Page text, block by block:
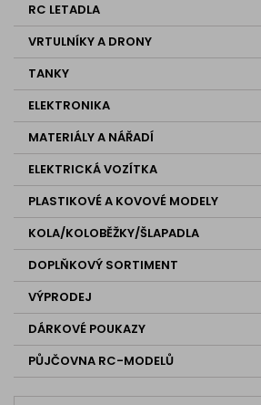
RC LETADLA
VRTULNÍKY A DRONY
TANKY
ELEKTRONIKA
MATERIÁLY A NÁŘADÍ
ELEKTRICKÁ VOZÍTKA
PLASTIKOVÉ A KOVOVÉ MODELY
KOLA/KOLOBĚŽKY/ŠLAPADLA
DOPLŇKOVÝ SORTIMENT
VÝPRODEJ
DÁRKOVÉ POUKAZY
PŮJČOVNA RC-MODELŮ